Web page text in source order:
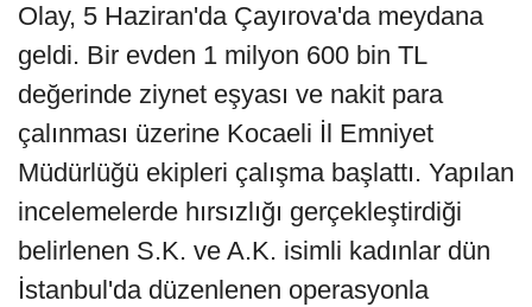
Olay, 5 Haziran'da Çayırova'da meydana
geldi. Bir evden 1 milyon 600 bin TL
değerinde ziynet eşyası ve nakit para
çalınması üzerine Kocaeli İl Emniyet
Müdürlüğü ekipleri çalışma başlattı. Yapılan
incelemelerde hırsızlığı gerçekleştirdiği
belirlenen S.K. ve A.K. isimli kadınlar dün
İstanbul'da düzenlenen operasyonla